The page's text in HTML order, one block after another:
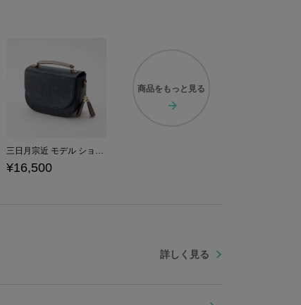
コンセント給電式ランプです。
）
おりますが、 実際の商品と色味が異なる場合がござ
三日月宗近 モデル ショルダーバッグ 刀剣乱舞ONLINE
¥16,500
商品を もっと見る
詳しく見る